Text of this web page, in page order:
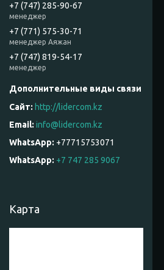
+7 (747) 285-90-67
менеджер
+7 (771) 575-30-71
менеджер Аяжан
+7 (747) 819-54-17
менеджер
http://lidercom.kz
info@lidercom.kz
+77715753071
WhatsApp +7 747 285 9067
Карта